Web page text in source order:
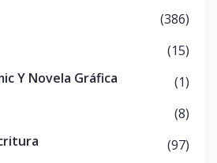
(386)
(15)
Y Novela Gráfica
(1)
(8)
(97)